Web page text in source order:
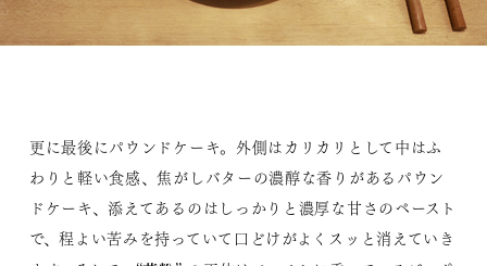
更に最後にパウンドケーキ。外側はカリカリとして中はふ
わりと軽い食感、焦がしバターの濃醇な香りがあるパウン
ドケーキ、添えてあるのはしっかりと濃厚な甘さのペースト
で、程よい苦みを持っていて口どけがよくスッと消えていき